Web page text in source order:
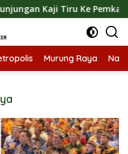
Tiru Ke Pemkab Kulon
Murung Raya